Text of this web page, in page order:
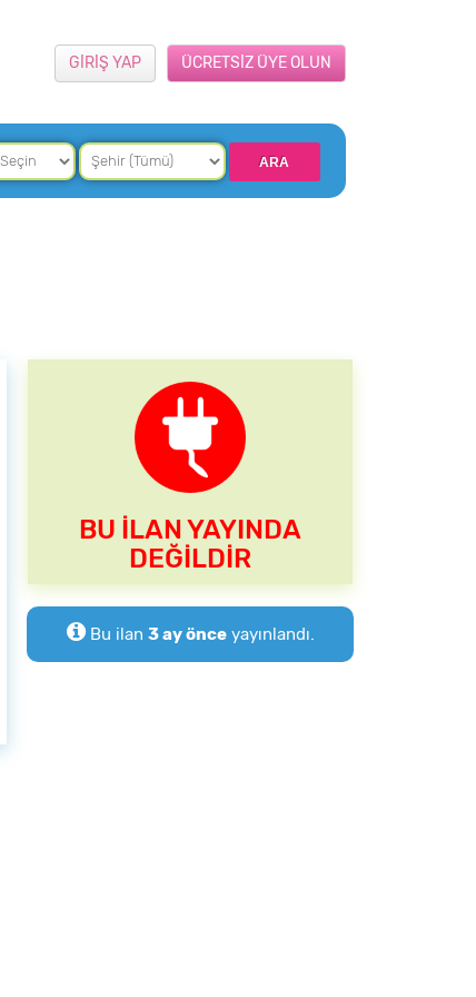
ÜCRETSİZ ÜYE OLUN
GİRİŞ YAP
BU İLAN YAYINDA
DEĞİLDİR
Bu ilan 3 ay önceyayınlandı.